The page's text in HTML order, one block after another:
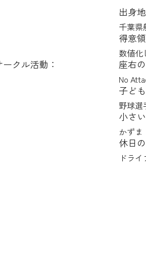
出身地
千葉県
得意
数値化
クル活動： 座右
No
子ど
野球選
小さ
かずま
休日
ドライ